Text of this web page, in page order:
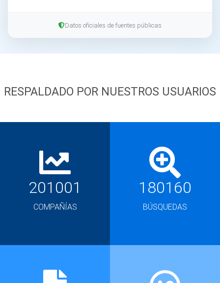
Datos oficiales de fuentes públicas
RESPALDADO POR NUESTROS USUARIOS
201001
COMPAÑÍAS
180160
BÚSQUEDAS